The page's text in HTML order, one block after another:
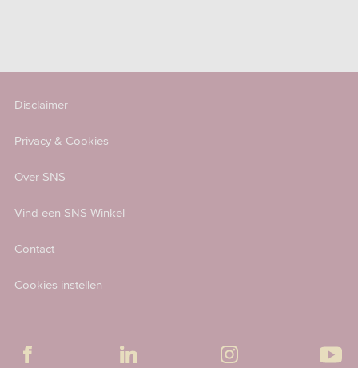
Disclaimer
Privacy & Cookies
Over SNS
Vind een SNS Winkel
Contact
Cookies instellen